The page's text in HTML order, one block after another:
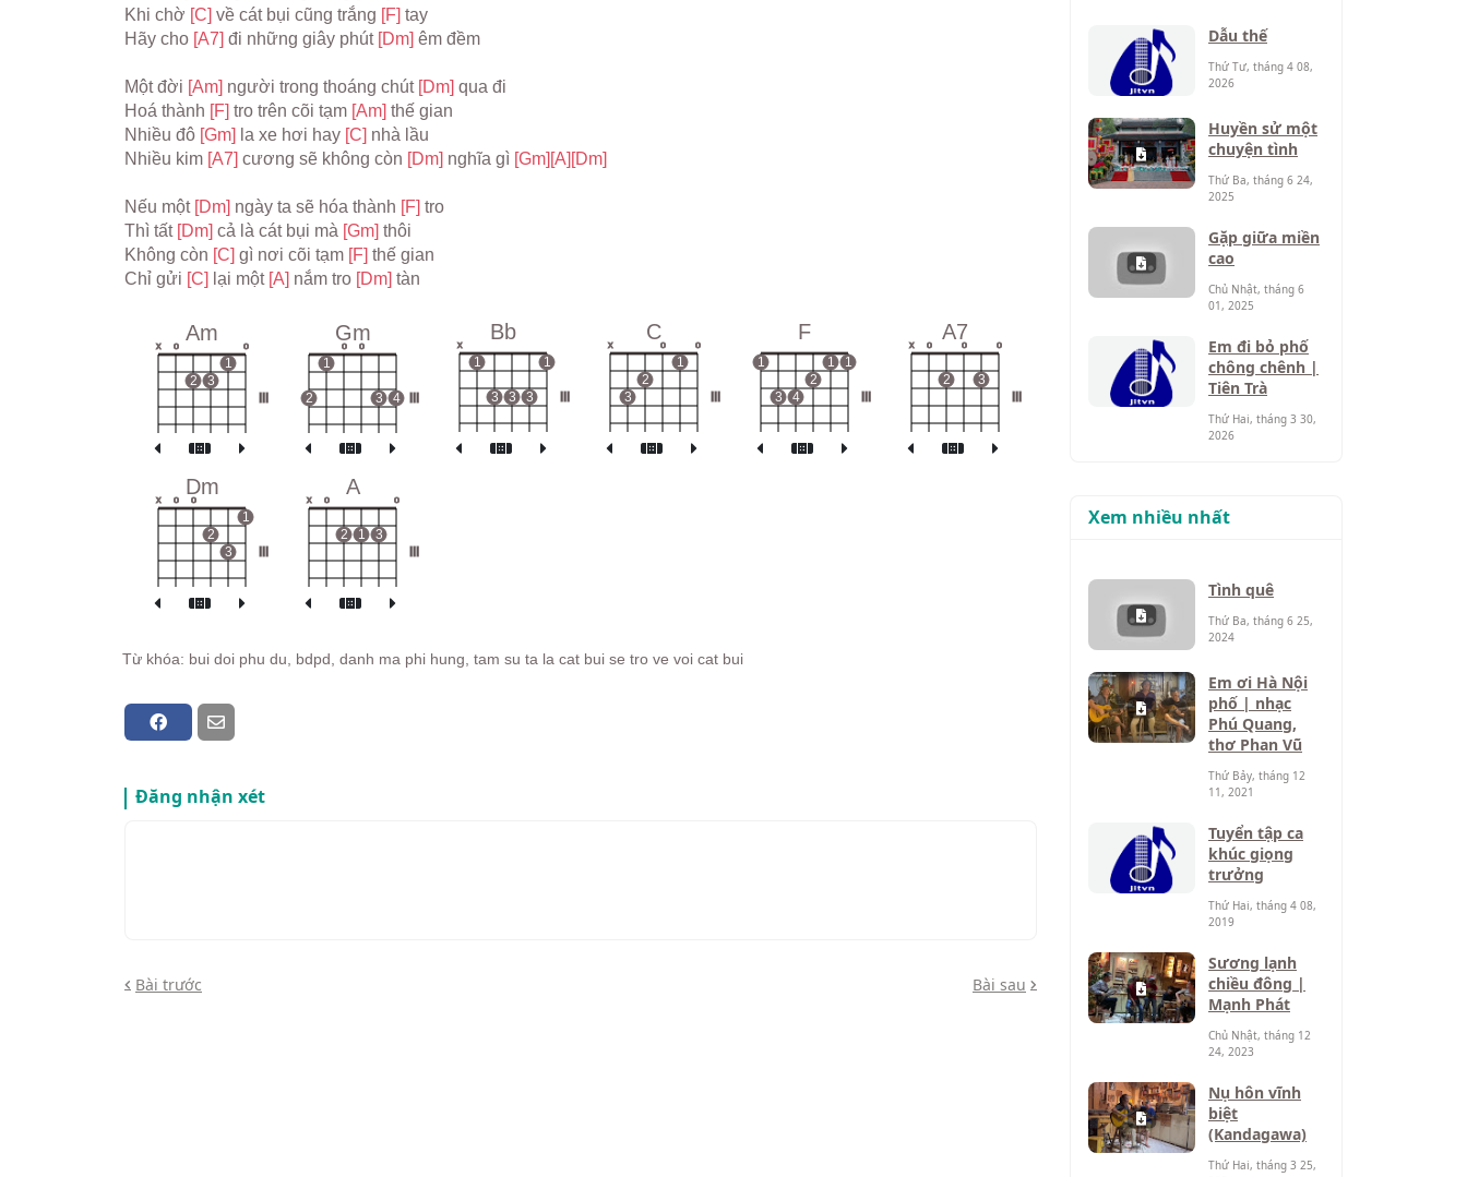
Khi chờ [C] về cát bụi cũng trắng [F] tay
Hãy cho [A7] đi những giây phút [Dm] êm đềm
Một đời [Am] người trong thoáng chút [Dm] qua đi
Hoá thành [F] tro trên cõi tạm [Am] thế gian
Nhiều đô [Gm] la xe hơi hay [C] nhà lầu
Nhiều kim [A7] cương sẽ không còn [Dm] nghĩa gì [Gm] [A] [Dm]
Nếu một [Dm] ngày ta sẽ hóa thành [F] tro
Thì tất [Dm] cả là cát bụi mà [Gm] thôi
Không còn [C] gì nơi cõi tạm [F] thế gian
Chỉ gửi [C] lại một [A] nắm tro [Dm] tàn
Am
x o
2 3
1
o
Gm
2
1
o o
3 4
Bb
x
1
3 3 3
1
C
x
3
2
o
1
o
F
1
3 4
2
1 1
A7
x o
2
o
3
o
Dm
x o o
2
3
1
A
x o
2 1 3
o
Từ khóa: bui doi phu du, bdpd, danh ma phi hung, tam su ta la cat bui se tro ve voi cat bui
Đăng nhận xét
Bài trước Bài sau
Dẫu thế
Thứ Tư, tháng 4 08,
2026
Huyền sử một
chuyện tình
Thứ Ba, tháng 6 24,
2025
Gặp giữa miền
cao
Chủ Nhật, tháng 6
01, 2025
Em đi bỏ phố
chông chênh |
Tiên Trà
Thứ Hai, tháng 3 30,
2026
Xem nhiều nhất
Tình quê
Thứ Ba, tháng 6 25,
2024
Em ơi Hà Nội
phố | nhạc
Phú Quang,
thơ Phan Vũ
Thứ Bảy, tháng 12
11, 2021
Tuyển tập ca
khúc giọng
trưởng
Thứ Hai, tháng 4 08,
2019
Sương lạnh
chiều đông |
Mạnh Phát
Chủ Nhật, tháng 12
24, 2023
Nụ hôn vĩnh
biệt
(Kandagawa)
Thứ Hai, tháng 3 25,